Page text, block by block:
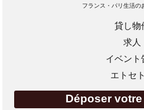
フランス・パリ生活の
貸し物
求人
イベント
エトセ
Déposer